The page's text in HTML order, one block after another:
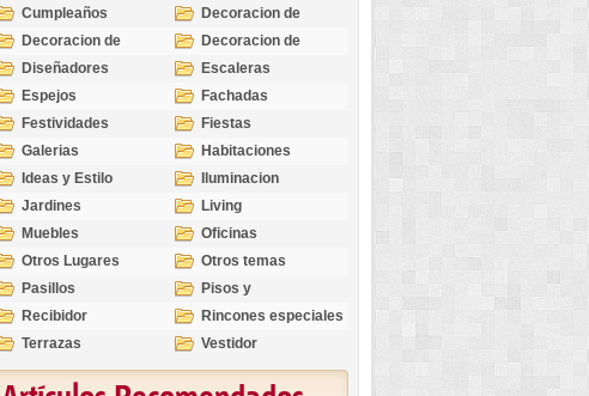
Cumpleaños
Decoracion de
Exteriores
Decoracion de
Interiores
Decoracion de
Ocasiones
Diseñadores
Escaleras
Espejos
Fachadas
Festividades
Fiestas
Galerias
Habitaciones
Ideas y Estilo
Iluminacion
Jardines
Living
Muebles
Oficinas
Otros Lugares
Otros temas
Pasillos
Pisos y
revestimientos
Recibidor
Rincones especiales
Terrazas
Vestidor